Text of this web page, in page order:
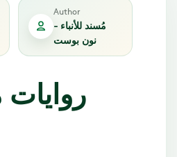
Author
مُسند للأنباء -
نون بوست